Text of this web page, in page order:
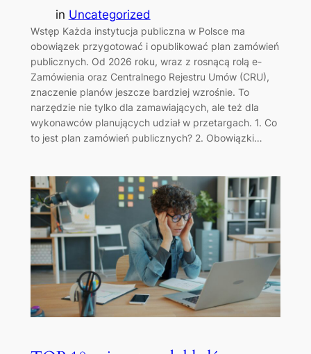
in Uncategorized
Wstęp Każda instytucja publiczna w Polsce ma
obowiązek przygotować i opublikować plan zamówień
publicznych. Od 2026 roku, wraz z rosnącą rolą e-
Zamówienia oraz Centralnego Rejestru Umów (CRU),
znaczenie planów jeszcze bardziej wzrośnie. To
narzędzie nie tylko dla zamawiających, ale też dla
wykonawców planujących udział w przetargach. 1. Co
to jest plan zamówień publicznych? 2. Obowiązki…